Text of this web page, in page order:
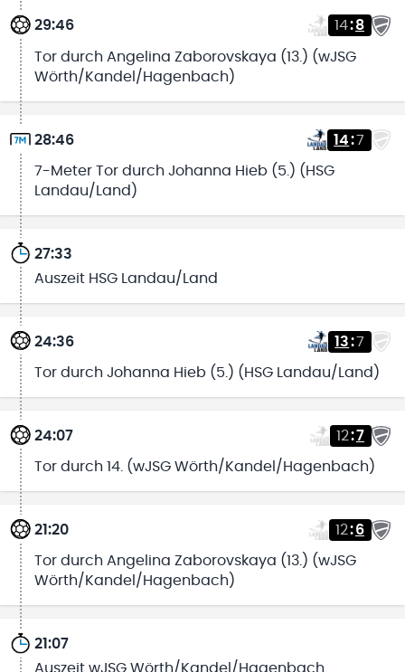
29:46 14:8
Tor durch Angelina Zaborovskaya (13.) (wJSG
Wörth/Kandel/Hagenbach)
28:46 14:7
7-Meter Tor durch Johanna Hieb (5.) (HSG
Landau/Land)
27:33
Auszeit HSG Landau/Land
24:36 13:7
Tor durch Johanna Hieb (5.) (HSG Landau/Land)
24:07 12:7
Tor durch 14. (wJSG Wörth/Kandel/Hagenbach)
21:20 12:6
Tor durch Angelina Zaborovskaya (13.) (wJSG
Wörth/Kandel/Hagenbach)
21:07
Auszeit wJSG Wörth/Kandel/Hagenbach